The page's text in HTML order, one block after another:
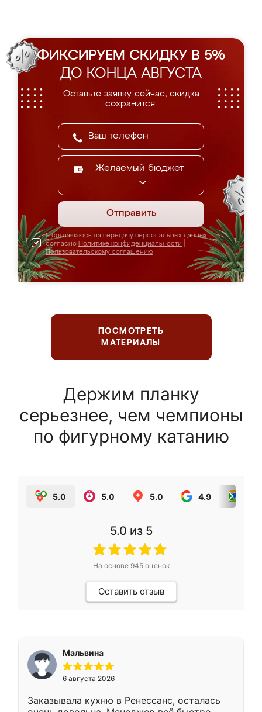
ФИКСИРУЕМ СКИДКУ В 5%
ДО КОНЦА АВГУСТА
Оставьте заявку сейчас, скидка
сохранится.
Желаемый бюджет
Отправить
Я соглашаюсь на передачу персональных данных
согласно Политике конфиденциальности
Пользовательскому соглашению
ПОСМОТРЕТЬ
МАТЕРИАЛЫ
Держим планку
серьезнее, чем чемпионы
по фигурному катанию
5.0 5.0 5.0 4.9
5.0 из 5
На основе 945оценок
Оставить отзыв
Мальвина
6 августа 2026
Заказывала кухню в Ренессанс, осталась